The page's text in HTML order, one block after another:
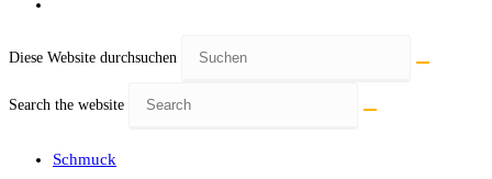
Diese Website durchsuchen
Search the website
Schmuck